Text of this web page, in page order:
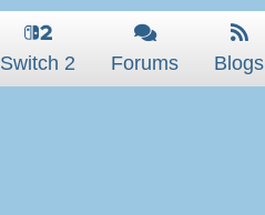
Switch 2 Forums Blogs